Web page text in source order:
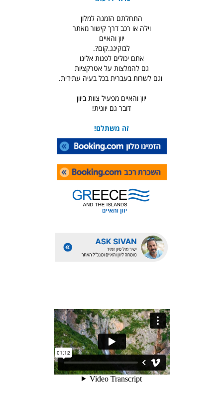
התחלתם הזמנה למלון
וילה או רכב דרך קישור מאתר
יוון והאיים
לבוקינג.קום?.
אתם יכולים לפנות אלינו
גם להמלצות על אטרקציות
וגם לשרות בעברית בכל בעיה עתידית.
יוון והאיים מפעיל צוות ביוון
דובר גם יוונית!
זה משתלם!